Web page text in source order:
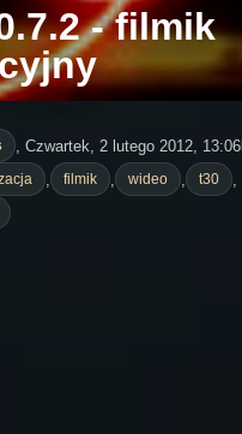
- filmik
, Czwartek, 2 lutego 2012, 13:06
filmik wideo t30